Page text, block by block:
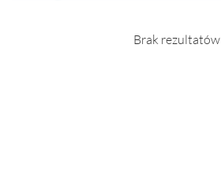
Brak rezultatów